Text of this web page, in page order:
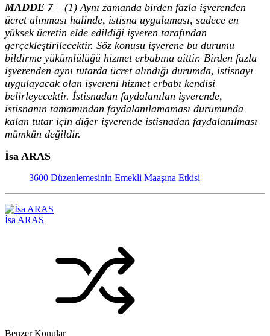
MADDE 7– (1) Aynı zamanda birden fazla işverenden
ücret alınması halinde, istisna uygulaması, sadece en
yüksek ücretin elde edildiği işveren tarafından
gerçekleştirilecektir. Söz konusu işverene bu durumu
bildirme yükümlülüğü hizmet erbabına aittir. Birden fazla
işverenden aynı tutarda ücret alındığı durumda, istisnayı
uygulayacak olan işvereni hizmet erbabı kendisi
belirleyecektir. İstisnadan faydalanılan işverende,
istisnanın tamamından faydalanılamaması durumunda
kalan tutar için diğer işverende istisnadan faydalanılması
mümkün değildir.
İsa ARAS
3600 Düzenlemesinin Emekli Maaşına Etkisi
İsa ARAS
Benzer Konular